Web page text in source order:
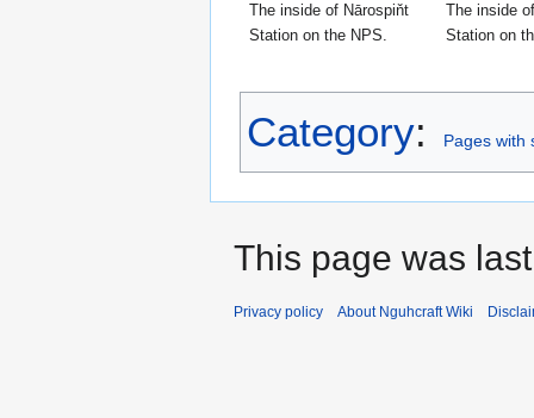
The inside of Nārospiňt
Station on the NPS.
The inside
Station on
Category: Pages with
This page was
Privacy policy About Nguhcraft Wiki